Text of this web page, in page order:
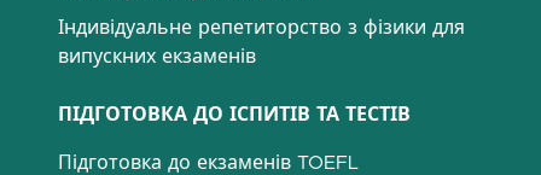
Індивідуальне репетиторство з фізики для
випускних екзаменів
ПІДГОТОВКА ДО ІСПИТІВ ТА ТЕСТІВ
Підготовка до екзаменів TOEFL